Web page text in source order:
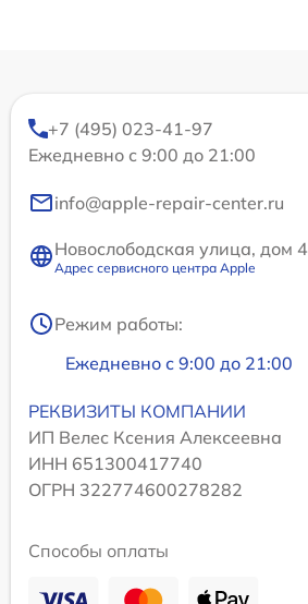
+7 (495) 023-41-97
Ежедневно с 9:00 до 21:00
info@apple-repair-center.ru
Новослободская улица, дом 4
Адрес сервисного центра Apple
Режим работы:
Ежедневно с 9:00 до 21:00
РЕКВИЗИТЫ КОМПАНИИ
ИП Велес Ксения Алексеевна
ИНН 651300417740
ОГРН 322774600278282
Способы оплаты